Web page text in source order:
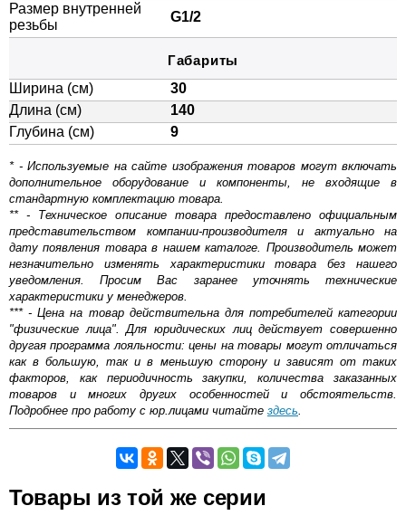
Размер внутренней
резьбы
G1/2
Габариты
Ширина (см)
30
Длина (см)
140
Глубина (см)
9
* - Используемые на сайте изображения товаров могут включать
дополнительное оборудование и компоненты, не входящие в
стандартную комплектацию товара.
** - Техническое описание товара предоставлено официальным
представительством компании-производителя и актуально на
дату появления товара в нашем каталоге. Производитель может
незначительно изменять характеристики товара без нашего
уведомления. Просим Вас заранее уточнять технические
характеристики у менеджеров.
*** - Цена на товар действительна для потребителей категории
"физические лица". Для юридических лиц действует совершенно
другая программа лояльности: цены на товары могут отличаться
как в большую, так и в меньшую сторону и зависят от таких
факторов, как периодичность закупки, количества заказанных
товаров и многих других особенностей и обстоятельств.
Подробнее про работу с юр.лицами читайте здесь.
Оставьте отзыв
Товары из той же серии